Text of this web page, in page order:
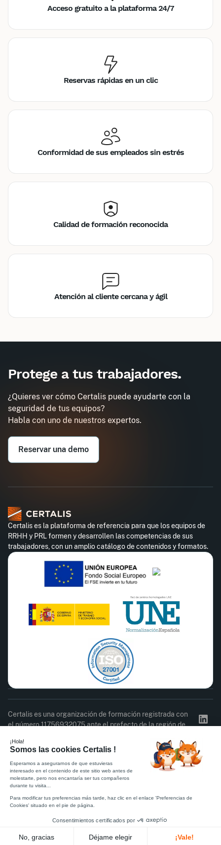
Acceso gratuito a la plataforma 24/7
Reservas rápidas en un clic
Conformidad de sus empleados sin estrés
Calidad de formación reconocida
Atención al cliente cercana y ágil
Demander un devis
Reciclaje
entreprise dans l'heure
Email professionnel*
Protege a tus trabajadores.
¿Quieres ver cómo Certalis puede ayudarte con la
seguridad de tus equipos?
Habla con uno de nuestros expertos.
Reservar una demo
Certalis es la plataforma de referencia para que los equipos de
RRHH y PRL formen y desarrollen las competencias de sus
trabajadores, con un amplio catálogo de contenidos y formatos.
Certalis es una organización de formación registrada con
el número 11756932075 ante el prefecto de la región de
del Estado.
© 2026 Certalis. Todos los derechos reservados.
Acta de asistenciaCuestionario de satisfacción
Política de PrivacidadReglamento interno
Información legal
Certificado ISO 27001